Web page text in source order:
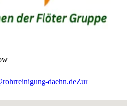
daehn.deZur